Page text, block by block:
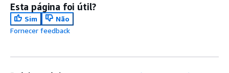
Esta página foi útil?
Sim
Não
Fornecer feedback